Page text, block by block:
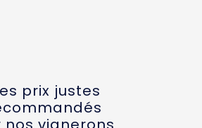
prix justes